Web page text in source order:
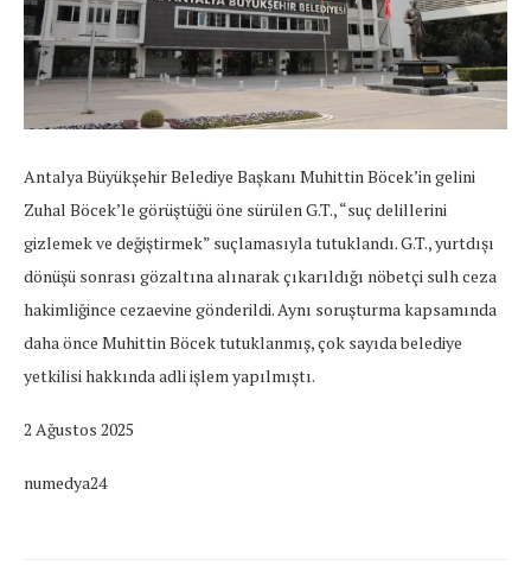
Antalya Büyükşehir Belediye Başkanı Muhittin Böcek’in gelini
Zuhal Böcek’le görüştüğü öne sürülen G.T., “suç delillerini
gizlemek ve değiştirmek” suçlamasıyla tutuklandı. G.T., yurtdışı
dönüşü sonrası gözaltına alınarak çıkarıldığı nöbetçi sulh ceza
hakimliğince cezaevine gönderildi. Aynı soruşturma kapsamında
daha önce Muhittin Böcek tutuklanmış, çok sayıda belediye
yetkilisi hakkında adli işlem yapılmıştı.
2 Ağustos 2025
numedya24